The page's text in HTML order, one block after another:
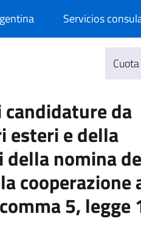
Servicios
Cuota
da
esteri e della
nomina
cooperazione
5, legge